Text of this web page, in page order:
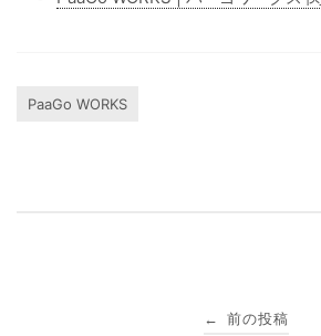
PaaGo WORKS
← 前の投稿